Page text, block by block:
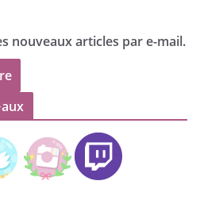
nouveaux articles par e-mail.